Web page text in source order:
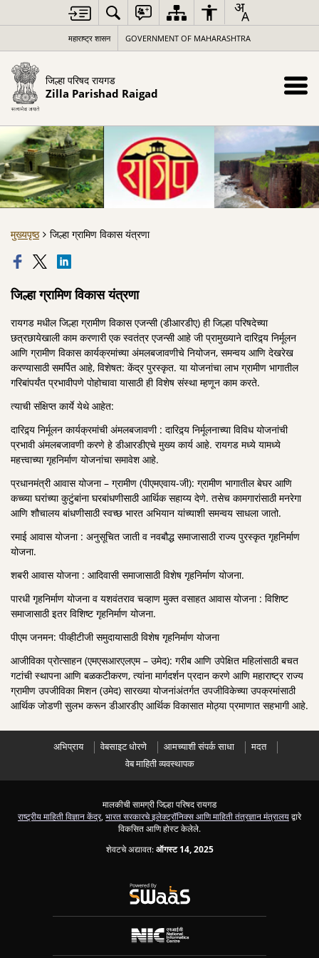
महाराष्ट्र शासन GOVERNMENT OF MAHARASHTRA
जिल्हा परिषद रायगड
Zilla Parishad Raigad
मुख्यपृष्ठ जिल्हा ग्रामिण विकास यंत्रणा
जिल्हा ग्रामिण विकास यंत्रणा
रायगड मधील जिल्हा ग्रामीण विकास एजन्सी (डीआरडीए) ही जिल्हा परिषदेच्या
छत्रछायेखाली काम करणारी एक स्वतंत्र एजन्सी आहे जी प्रामुख्याने दारिद्र्य निर्मूलन
आणि ग्रामीण विकास कार्यक्रमांच्या अंमलबजावणीचे नियोजन, समन्वय आणि देखरेख
करण्यासाठी समर्पित आहे, विशेषत: केंद्र पुरस्कृत. या योजनांचा लाभ ग्रामीण भागातील
गरिबांपर्यंत प्रभावीपणे पोहोचावा यासाठी ही विशेष संस्था म्हणून काम करते.
त्याची संक्षिप्त कार्ये येथे आहेत:
दारिद्र्य निर्मूलन कार्यक्रमांची अंमलबजावणी : दारिद्र्य निर्मूलनाच्या विविध योजनांची
प्रभावी अंमलबजावणी करणे हे डीआरडीएचे मुख्य कार्य आहे. रायगड मध्ये यामध्ये
महत्त्वाच्या गृहनिर्माण योजनांचा समावेश आहे.
प्रधानमंत्री आवास योजना – ग्रामीण (पीएमएवाय-जी): ग्रामीण भागातील बेघर आणि
कच्च्या घरांच्या कुटुंबांना घरबांधणीसाठी आर्थिक सहाय्य देणे. तसेच कामगारांसाठी मनरेगा
आणि शौचालय बांधणीसाठी स्वच्छ भारत अभियान यांच्याशी समन्वय साधला जातो.
रमाई आवास योजना : अनुसूचित जाती व नवबौद्ध समाजासाठी राज्य पुरस्कृत गृहनिर्माण
योजना.
शबरी आवास योजना : आदिवासी समाजासाठी विशेष गृहनिर्माण योजना.
पारधी गृहनिर्माण योजना व यशवंतराव चव्हाण मुक्त वसाहत आवास योजना : विशिष्ट
समाजासाठी इतर विशिष्ट गृहनिर्माण योजना.
पीएम जनमन: पीव्हीटीजी समुदायासाठी विशेष गृहनिर्माण योजना
आजीविका प्रोत्साहन (एमएसआरएलएम – उमेद): गरीब आणि उपेक्षित महिलांसाठी बचत
गटांची स्थापना आणि बळकटीकरण, त्यांना मार्गदर्शन प्रदान करणे आणि महाराष्ट्र राज्य
ग्रामीण उपजीविका मिशन (उमेद) सारख्या योजनांअंतर्गत उपजीविकेच्या उपक्रमांसाठी
आर्थिक जोडणी सुलभ करून डीआरडीए आर्थिक विकासात मोठ्या प्रमाणात सहभागी आहे.
अभिप्राय वेबसाइट धोरणे आमच्याशी संपर्क साधा
मदत
वेब माहिती व्यवस्थापक
मालकीची सामग्री जिल्हा परिषद रायगड
राष्ट्रीय माहिती विज्ञान केंद्र, भारत सरकारचे इलेक्ट्रॉनिक्स आणि माहिती तंत्रज्ञान मंत्रालयद्वारे
विकसित आणि होस्ट केलेले.
शेवटचे अद्यावत:ऑगस्ट 14, 2025